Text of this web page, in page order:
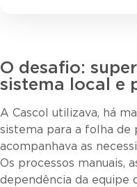
O desafio:
sistema local e
A Cascol utilizava, há
sistema para a folha de
acompanhava as
Os processos manuais,
dependência da equipe